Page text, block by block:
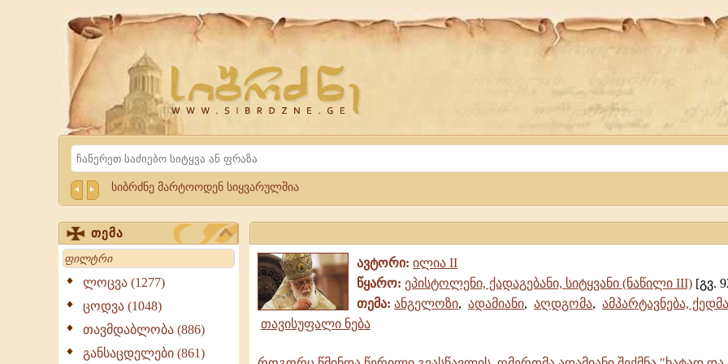
Website
Sibrdzne.ge
Search
სიბრძნე მარტოოდენ სიყვარულშია
თემა
Search
ლოცვა (1277)
ცოდვა (1048)
თავმდაბლობა (886)
განსაცდელები (861)
ავტორი: ილია II
წყარო: ეპისტოლენი, ქადაგებანი, სიტყვანი (ნაწილი III) [გვ.
თემა: ანგელოზი, ადამიანი, აღდგომა, ამპარტავნება,
თავისუფალი ნება